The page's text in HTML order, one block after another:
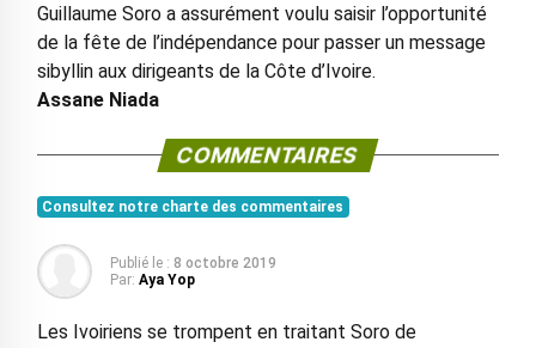
Guillaume Soro a assurément voulu saisir l’opportunité
de la fête de l’indépendance pour passer un message
sibyllin aux dirigeants de la Côte d’Ivoire.
Assane Niada
COMMENTAIRES
Consultez notre charte des commentaires
Publié le : 8 octobre 2019
Par: Aya Yop
Les Ivoiriens se trompent en traitant Soro de